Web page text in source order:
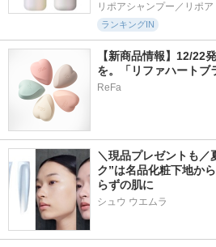
リポアシャンプー／リポ
ランキングIN
【新商品情報】12/22
を。「リファハートブ
ReFa
＼現品プレゼントも／
ク”は名品化粧下地か
らずの肌に
シュウ ウエムラ